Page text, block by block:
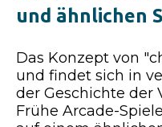
und ähnlichen
Das Konzept von
und findet sich in
der Geschichte der
Frühe Arcade-